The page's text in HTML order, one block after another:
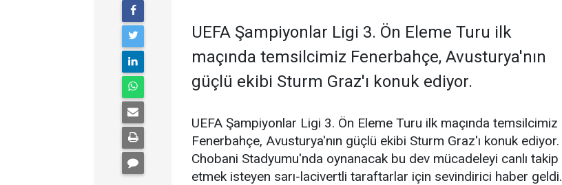
UEFA Şampiyonlar Ligi 3. Ön Eleme Turu ilk
maçında temsilcimiz Fenerbahçe, Avusturya'nın
güçlü ekibi Sturm Graz'ı konuk ediyor.
UEFA Şampiyonlar Ligi 3. Ön Eleme Turu ilk maçında temsilcimiz
Fenerbahçe, Avusturya'nın güçlü ekibi Sturm Graz'ı konuk ediyor.
Chobani Stadyumu'nda oynanacak bu dev mücadeleyi canlı takip
etmek isteyen sarı-lacivertli taraftarlar için sevindirici haber geldi.